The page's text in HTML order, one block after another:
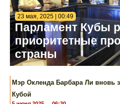
23 мая, 2025 | 00:49
Парламент Кубы
приоритетные
страны
Мэр Окленда Барбара Ли вновь
Кубой